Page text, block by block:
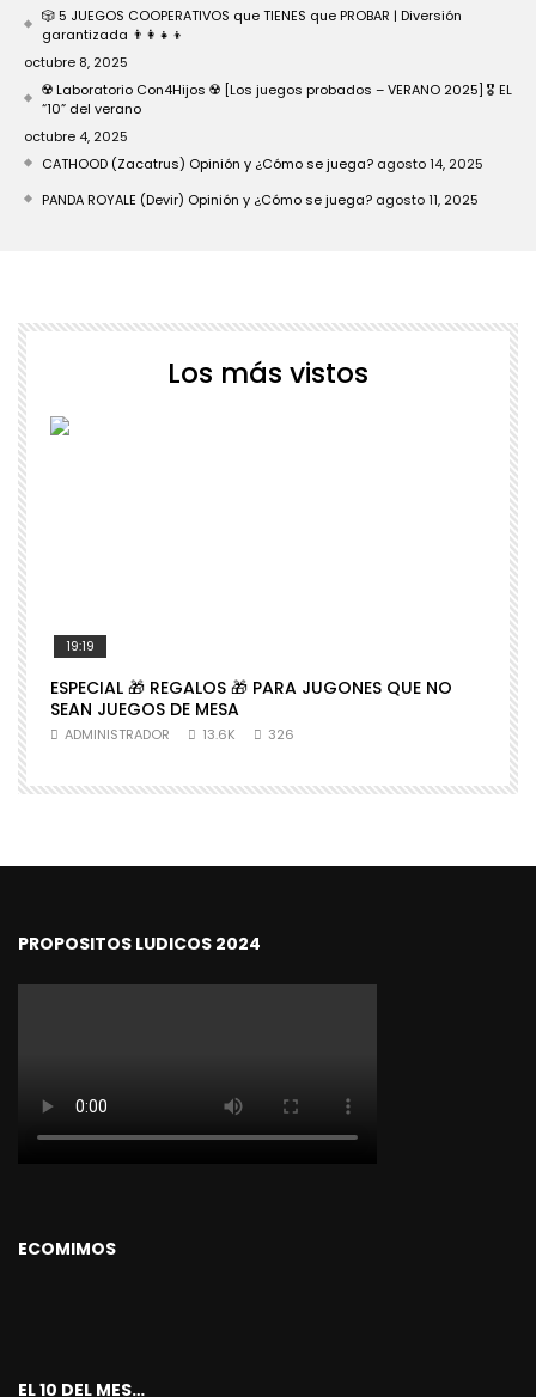
🎲 5 JUEGOS COOPERATIVOS que TIENES que PROBAR | Diversión
garantizada 👨‍👩‍👧‍👦
octubre 8, 2025
☢️ Laboratorio Con4Hijos ☢️ [Los juegos probados – VERANO 2025] 🎖️ EL
“10” del verano
octubre 4, 2025
CATHOOD (Zacatrus) Opinión y ¿Cómo se juega? agosto 14, 2025
PANDA ROYALE (Devir) Opinión y ¿Cómo se juega? agosto 11, 2025
Los más vistos
19:19
ESPECIAL 🎁 REGALOS 🎁 PARA JUGONES QUE NO
SEAN JUEGOS DE MESA
ADMINISTRADOR 13.6K 326
PROPOSITOS LUDICOS 2024
ECOMIMOS
EL 10 DEL MES…